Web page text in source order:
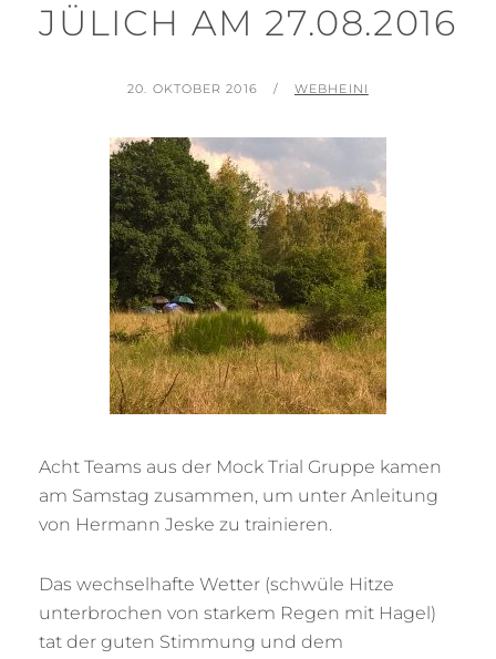
JÜLICH AM 27.08.2016
POSTED
20. OKTOBER 2016 BY
WEBHEINI
Acht Teams aus der Mock Trial Gruppe kamen
am Samstag zusammen, um unter Anleitung
von Hermann Jeske zu trainieren.
Das wechselhafte Wetter (schwüle Hitze
unterbrochen von starkem Regen mit Hagel)
tat der guten Stimmung und dem